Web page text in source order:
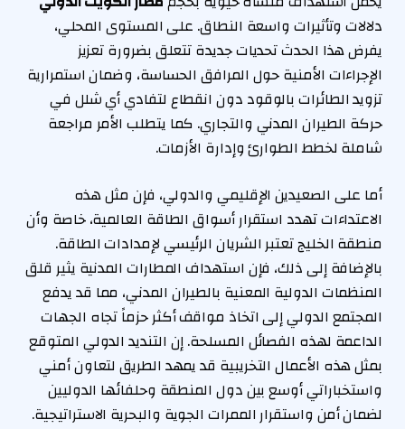
دلالات وتأثيرات واسعة النطاق. على المستوى المحلي،
يفرض هذا الحدث تحديات جديدة تتعلق بضرورة تعزيز
الإجراءات الأمنية حول المرافق الحساسة، وضمان استمرارية
تزويد الطائرات بالوقود دون انقطاع لتفادي أي شلل في
حركة الطيران المدني والتجاري. كما يتطلب الأمر مراجعة
شاملة لخطط الطوارئ وإدارة الأزمات.
أما على الصعيدين الإقليمي والدولي، فإن مثل هذه
الاعتداءات تهدد استقرار أسواق الطاقة العالمية، خاصة وأن
منطقة الخليج تعتبر الشريان الرئيسي لإمدادات الطاقة.
بالإضافة إلى ذلك، فإن استهداف المطارات المدنية يثير قلق
المنظمات الدولية المعنية بالطيران المدني، مما قد يدفع
المجتمع الدولي إلى اتخاذ مواقف أكثر حزماً تجاه الجهات
الداعمة لهذه الفصائل المسلحة. إن التنديد الدولي المتوقع
بمثل هذه الأعمال التخريبية قد يمهد الطريق لتعاون أمني
واستخباراتي أوسع بين دول المنطقة وحلفائها الدوليين
لضمان أمن واستقرار الممرات الجوية والبحرية الاستراتيجية.